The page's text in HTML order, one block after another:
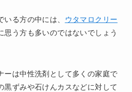
る方の中には、 ウタマロクリー
思う方も多いのではないでしょう
ーは中性洗剤として多くの家庭で
黒ずみや石けんカスなどに対して